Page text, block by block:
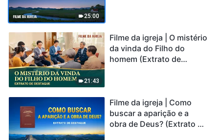
25:00
21:43
Filme da igreja | O mistério
da vinda do Filho do
homem (Extrato de
Filme da igreja | Como
buscar a aparição e a
obra de Deus? (Extrato de